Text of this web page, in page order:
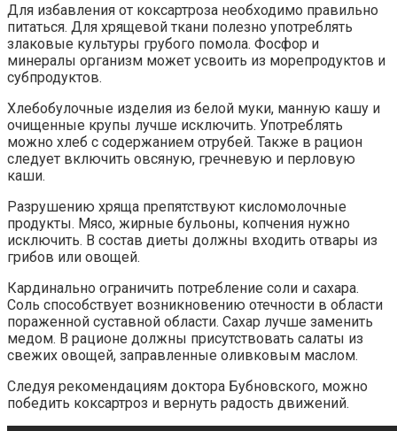
Для избавления от коксартроза необходимо правильно
питаться. Для хрящевой ткани полезно употреблять
злаковые культуры грубого помола. Фосфор и
минералы организм может усвоить из морепродуктов и
субпродуктов.
Хлебобулочные изделия из белой муки, манную кашу и
очищенные крупы лучше исключить. Употреблять
можно хлеб с содержанием отрубей. Также в рацион
следует включить овсяную, гречневую и перловую
каши.
Разрушению хряща препятствуют кисломолочные
продукты. Мясо, жирные бульоны, копчения нужно
исключить. В состав диеты должны входить отвары из
грибов или овощей.
Кардинально ограничить потребление соли и сахара.
Соль способствует возникновению отечности в области
пораженной суставной области. Сахар лучше заменить
медом. В рационе должны присутствовать салаты из
свежих овощей, заправленные оливковым маслом.
Следуя рекомендациям доктора Бубновского, можно
победить коксартроз и вернуть радость движений.